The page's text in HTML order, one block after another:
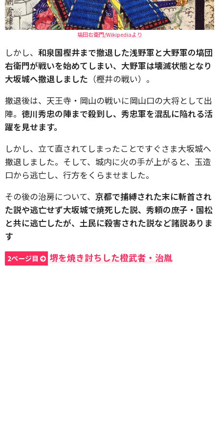
塙団右衛門/Wikipediaより
しかし、 和泉国樫井まで撤退した浅野軍と大野軍の塙団
右衛門が戦いを始めてしまい、大野軍は壊滅状態となり
大坂城へ撤退しました （樫井の戦い）。
撤退後は、天王寺・岡山の戦いに岡山口の大将として出
陣。 徳川秀忠の陣まで殺到し、秀忠軍を混乱に陥れる活
躍を見せます。
しかし、立て直されてしまったことですぐさま大坂城へ
撤退しました。そして、城内に火の手が上がると、玉造
口から逃亡し、行方をくらませました。
その後の治房について、 京都で捕縛された末に斬首され
た説や逃亡せず大坂城で焼死した説、秀頼の庶子・国松
と共に逃亡したが、土民に殺害された説など諸説ありま
す
2ページ目 堺を焼き討ちした橙武者・治胤